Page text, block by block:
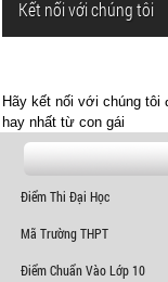
Kết nối với chúng tôi
Hãy kết nối với chúng
hay nhất từ con gái
Điểm Thi Đại Học
Mã Trường THPT
Điểm Chuẩn Vào Lớp 10